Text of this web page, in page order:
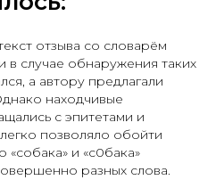
отзыва со словарём
в случае обнаружения таких
а автору предлагали
находчивые
с эпитетами и
позволяло обойти
и «с0бака»
разных слова.